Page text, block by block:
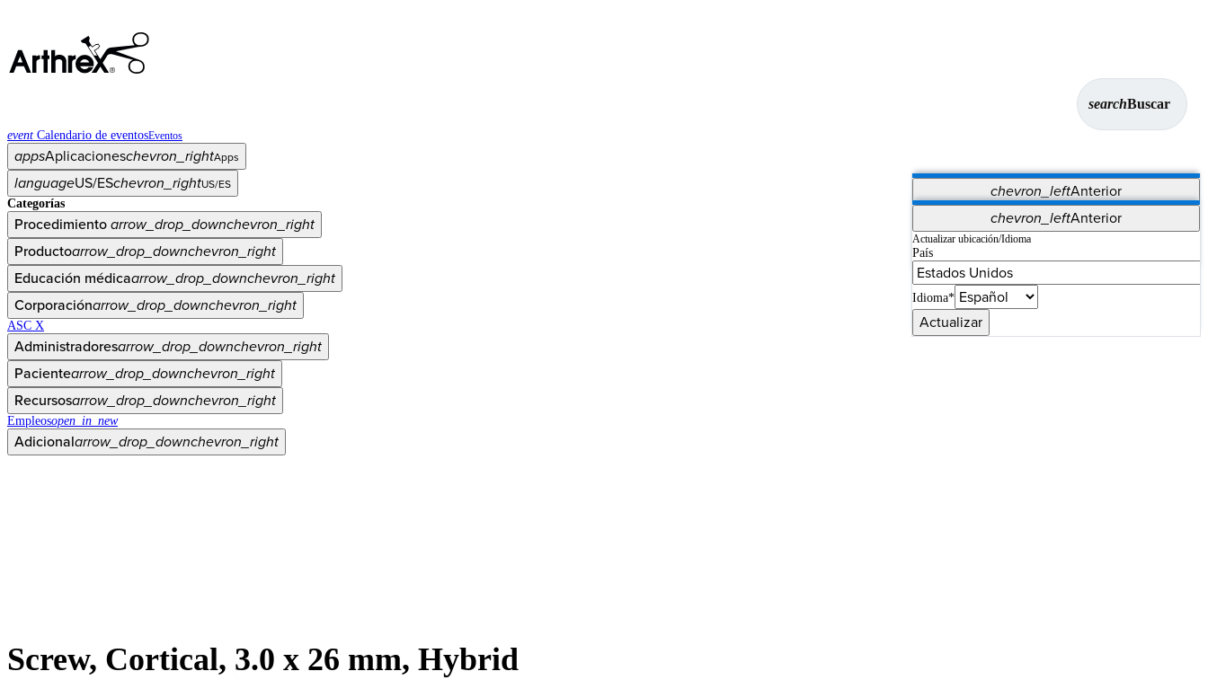
searchBuscar
event Calendario de eventosEventos
appsAplicacioneschevron_rightApps
chevron_leftAnterior
Vet Systems OrthoPedia Patient
Supplier Portal
Synergy Imaging & Resection
languageUS/ESchevron_rightUS/ES
chevron_leftAnterior
Actualizar ubicación/Idioma
País
Idioma*
Actualizar
Categorías
Procedimientoarrow_drop_downchevron_right
Productoarrow_drop_downchevron_right
Educación médicaarrow_drop_downchevron_right
Corporaciónarrow_drop_downchevron_right
ASC X
Administradoresarrow_drop_downchevron_right
Pacientearrow_drop_downchevron_right
Recursosarrow_drop_downchevron_right
Empleosopen_in_new
Adicionalarrow_drop_downchevron_right
Screw, Cortical, 3.0 x 26 mm, Hybrid